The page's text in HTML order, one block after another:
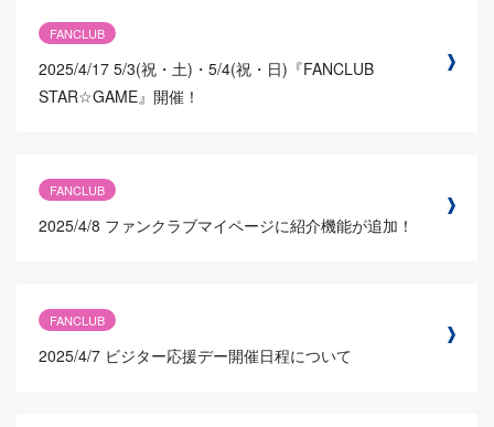
FANCLUB
2025/4/17 5/3(祝・土)・5/4(祝・日)『FANCLUB
STAR☆GAME』開催！
FANCLUB
2025/4/8 ファンクラブマイページに紹介機能が追加！
FANCLUB
2025/4/7 ビジター応援デー開催日程について